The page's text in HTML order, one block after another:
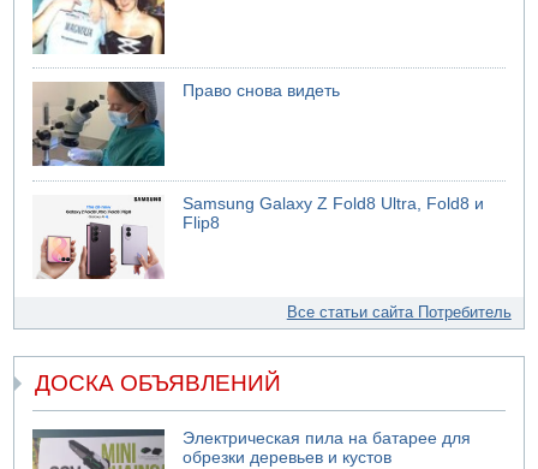
Право снова видеть
Samsung Galaxy Z Fold8 Ultra, Fold8 и
Flip8
Все статьи сайта Потребитель
ДОСКА ОБЪЯВЛЕНИЙ
Электрическая пила на батарее для
обрезки деревьев и кустов